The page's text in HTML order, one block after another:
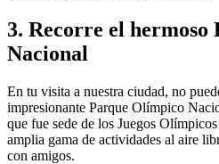
3. Recorre el
Nacional
En tu visita a nuestra ciudad, no
impresionante Parque Olímpico
que fue sede de los Juegos
amplia gama de actividades al aire
con amigos.